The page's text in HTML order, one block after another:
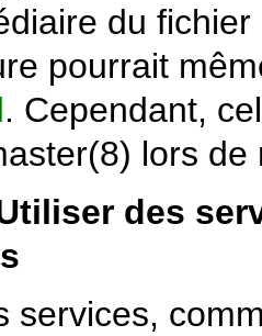
du fichier
pourrait
. Cependant,
(8) lors de
des
services,